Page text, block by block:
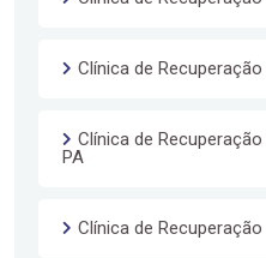
Clínica de
Clínica de
PA
Clínica de